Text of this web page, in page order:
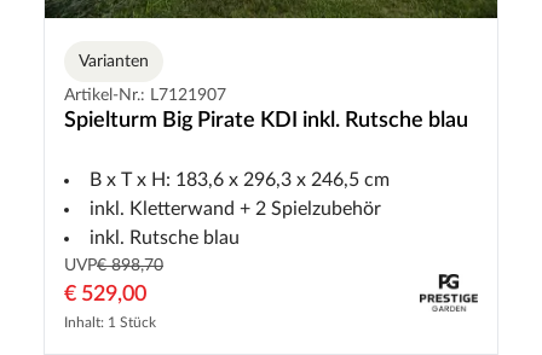
Varianten
Artikel-Nr.: L7121907
Spielturm Big Pirate KDI inkl. Rutsche blau
B x T x H: 183,6 x 296,3 x 246,5 cm
inkl. Kletterwand + 2 Spielzubehör
inkl. Rutsche blau
UVP€ 898,70
€ 529,00
Inhalt: 1 Stück